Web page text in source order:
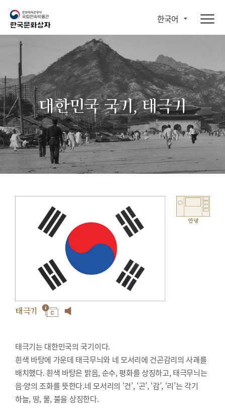
한국어
대한민국 국기, 태극기
태극기
안녕
태극기는 대한민국의 국기이다.
흰색 바탕에 가운데 태극무늬와 네 모서리에 건곤감리의 사괘를
배치했다. 흰색 바탕은 밝음, 순수, 평화를 상징하고, 태극무늬는
음·양의 조화를 뜻한다.네 모서리의 ‘건’, ‘곤’, ‘감’, ‘리’는 각기
하늘, 땅, 물, 불을 상징한다.